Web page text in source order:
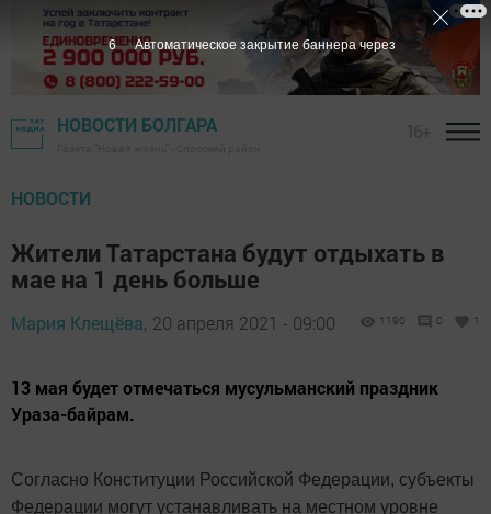
НОВОСТИ БОЛГАРА
НОВОСТИ
Жители Татарстана будут отдыхать в
мае на 1 день больше
Мария Клещёва, 20 апреля 2021 - 09:00 1190 0 1
13 мая будет отмечаться мусульманский праздник
Ураза-байрам.
Согласно Конституции Российской Федерации, субъекты
Федерации могут устанавливать на местном уровне
5 Автоматическое закрытие баннера через